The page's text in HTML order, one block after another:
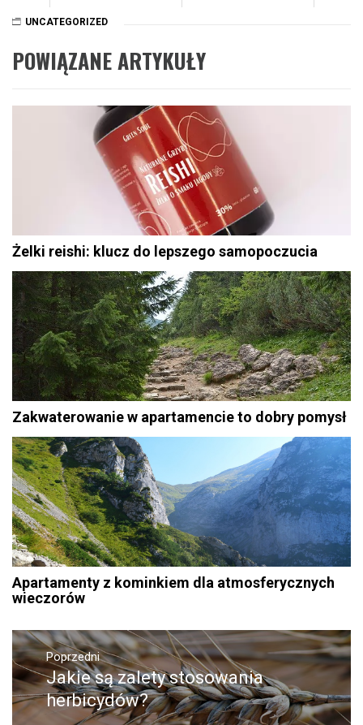
UNCATEGORIZED
POWIĄZANE ARTYKUŁY
Żelki reishi: klucz do lepszego samopoczucia
Zakwaterowanie w apartamencie to dobry pomysł
Apartamenty z kominkiem dla atmosferycznych
wieczorów
Nawigacja
wpisu
Poprzedni
Poprzedni
wpis:
Jakie są zalety stosowania
herbicydów?